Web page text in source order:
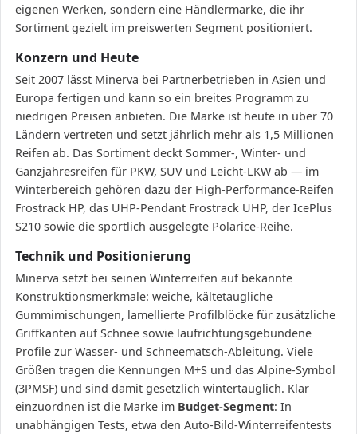
eigenen Werken, sondern eine Händlermarke, die ihr
Sortiment gezielt im preiswerten Segment positioniert.
Konzern und Heute
Seit 2007 lässt Minerva bei Partnerbetrieben in Asien und
Europa fertigen und kann so ein breites Programm zu
niedrigen Preisen anbieten. Die Marke ist heute in über 70
Ländern vertreten und setzt jährlich mehr als 1,5 Millionen
Reifen ab. Das Sortiment deckt Sommer-, Winter- und
Ganzjahresreifen für PKW, SUV und Leicht-LKW ab — im
Winterbereich gehören dazu der High-Performance-Reifen
Frostrack HP, das UHP-Pendant Frostrack UHP, der IcePlus
S210 sowie die sportlich ausgelegte Polarice-Reihe.
Technik und Positionierung
Minerva setzt bei seinen Winterreifen auf bekannte
Konstruktionsmerkmale: weiche, kältetaugliche
Gummimischungen, lamellierte Profilblöcke für zusätzliche
Griffkanten auf Schnee sowie laufrichtungsgebundene
Profile zur Wasser- und Schneematsch-Ableitung. Viele
Größen tragen die Kennungen M+S und das Alpine-Symbol
(3PMSF) und sind damit gesetzlich wintertauglich. Klar
einzuordnen ist die Marke im Budget-Segment: In
unabhängigen Tests, etwa den Auto-Bild-Winterreifentests